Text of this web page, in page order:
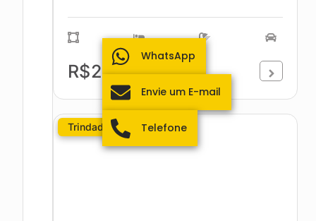
R$200.000,00
Trindade
WhatsApp
Envie um E-mail
Telefone